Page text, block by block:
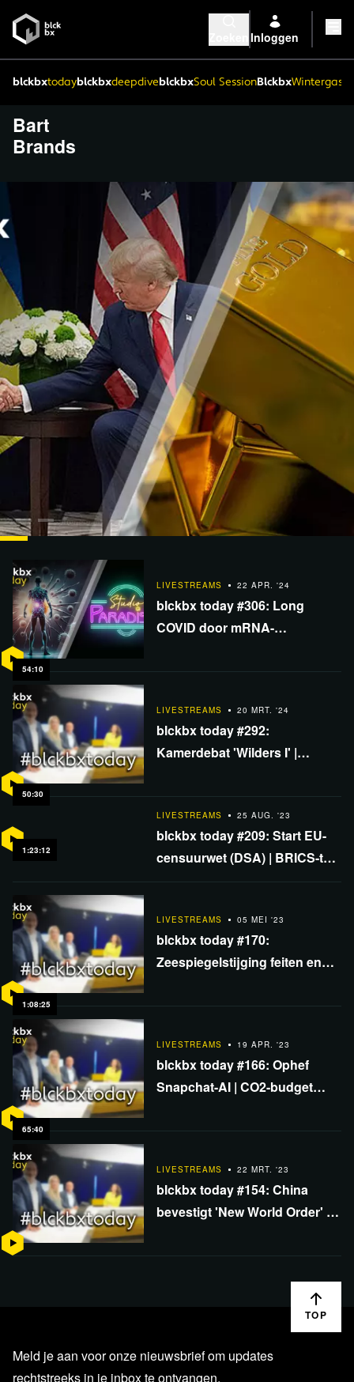
Inloggen
blckbxtodayblckbxdeepdiveblckbxSoul SessionBlckbx
Bart
Brands
blckbx today #371: Crisis goudmarkt? | Zelensky
'verkoopt' Oekraïne aan Trump | Zorgen om…
54:10
LIVESTREAMS 22 APR. '24
blckbx today #306: Long
COVID door mRNA-
50:30
LIVESTREAMS 20 MRT. '24
blckbx today #292:
Kamerdebat 'Wilders I' |
1:23:12
LIVESTREAMS 25 AUG. '23
blckbx today #209: Start EU-
censuurwet (DSA) | BRICS-top
1:08:25
LIVESTREAMS 05 MEI '23
blckbx today #170:
Zeespiegelstijging feiten en
65:40
LIVESTREAMS 19 APR. '23
blckbx today #166: Ophef
Snapchat-AI | CO2-budget
LIVESTREAMS 22 MRT. '23
blckbx today #154: China
bevestigt 'New World Order' |
TOP
Meld je aan voor onze nieuwsbrief om updates
rechtstreeks in je inbox te ontvangen.